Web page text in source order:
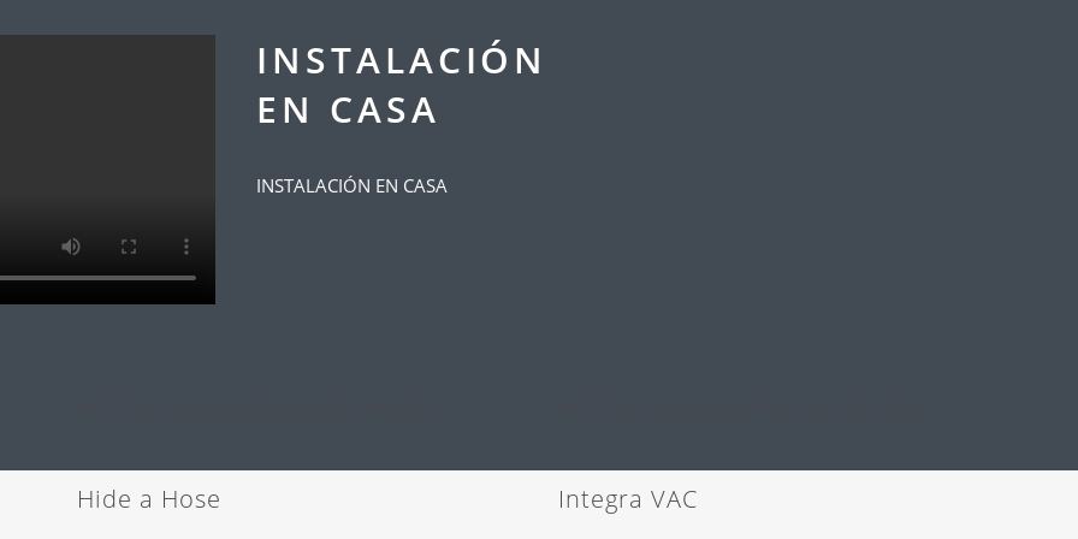
INSTALACIÓN
EN CASA
INSTALACIÓN EN CASA
Hide a Hose Integra VAC